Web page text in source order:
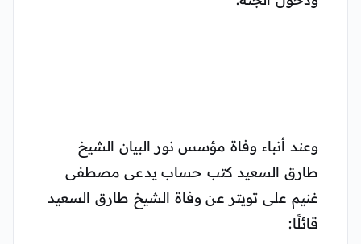
وعند أنباء وفاة مؤسس نور البيان الشيخ
طارق السعيد كتب حساب يدعى مصطفى
غنيم على تويتر عن وفاة الشيخ طارق السعيد
قائلًا: